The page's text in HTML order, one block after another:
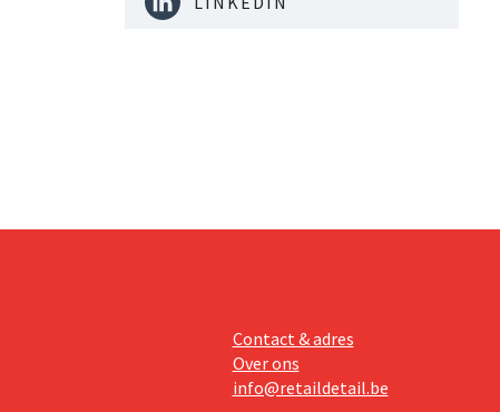
Contact & adres
Over ons
info@retaildetail.be